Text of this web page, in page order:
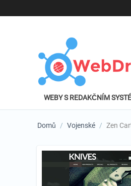
WEBY S REDAKČNÍM
Domů / Vojenské / Zen